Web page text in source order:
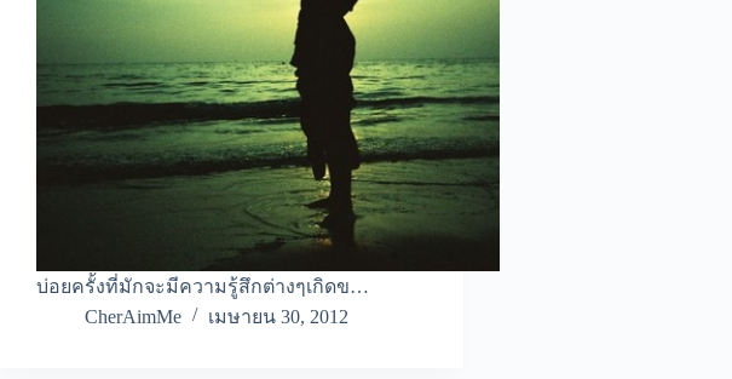
บ่อยครั้งที่มักจะมีความรู้สึกต่างๆเกิดข…
CherAimMe
เมษายน 30, 2012